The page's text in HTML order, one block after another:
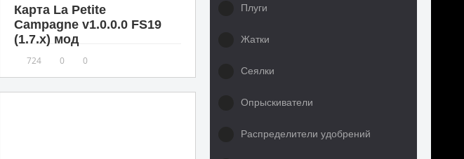
Карта La Petite
Campagne v1.0.0.0 FS19
(1.7.x) мод
724 0 0
Плуги
Жатки
Сеялки
Опрыскиватели
Распределители удобрений